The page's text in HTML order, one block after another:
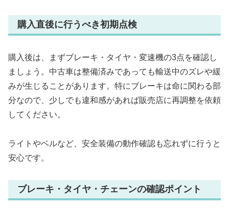
購入直後に行うべき初期点検
購入後は、まずブレーキ・タイヤ・変速機の3点を確認し
ましょう。中古車は整備済みであっても輸送中のズレや緩
みが生じることがあります。特にブレーキは命に関わる部
分なので、少しでも違和感があれば販売店に再調整を依頼
してください。
ライトやベルなど、安全装備の動作確認も忘れずに行うと
安心です。
ブレーキ・タイヤ・チェーンの確認ポイント